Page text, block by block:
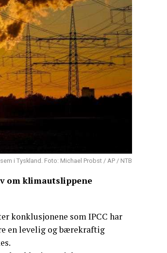
i Tyskland. Foto: Michael Probst / AP / NTB
om klimautslippene
konklusjonene som IPCC har
en levelig og bærekraftig